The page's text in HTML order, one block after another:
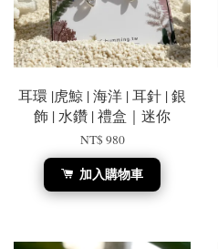
耳環 |虎鯨 | 海洋 | 耳針 | 銀
飾 | 水鑽 | 禮盒｜迷你
NT$ 980
加入購物車